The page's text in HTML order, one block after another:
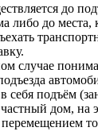
до
либо до места,
случае
себя подъём
дом, на